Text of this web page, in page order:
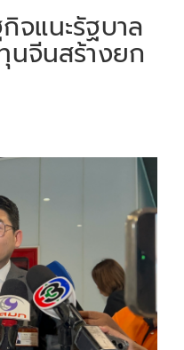
จแนะรัฐบาล
นจีนสร้างยก